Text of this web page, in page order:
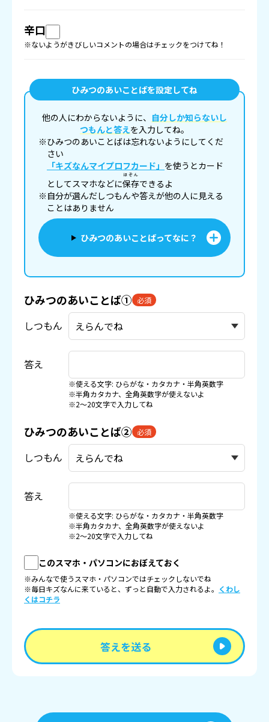
辛口
※ないようがきびしいコメントの場合はチェックをつけてね！
ひみつのあいことばを設定してね
他の人にわからないように、 自分しか知らないし
つもんと答えを入力してね。
※ひみつのあいことばは忘れないようにしてくだ
さい
「キズなんマイプロフカード」 を使うとカード
としてスマホなどに保存
ほぞん
できるよ
※自分が選んだしつもんや答えが他の人に見える
ことはありません
ひみつのあいことばってなに？
ひみつのあいことば① 必須
しつもん
答え
※使える文字: ひらがな・カタカナ・半角英数字
※半角カタカナ、全角英数字が使えないよ
※2〜20文字で入力してね
ひみつのあいことば② 必須
しつもん
答え
※使える文字: ひらがな・カタカナ・半角英数字
※半角カタカナ、全角英数字が使えないよ
※2〜20文字で入力してね
このスマホ・パソコンにおぼえておく
※みんなで使うスマホ・パソコンではチェックしないでね
※毎日キズなんに来ていると、ずっと自動で入力されるよ。 くわし
くはコチラ
答えを送る